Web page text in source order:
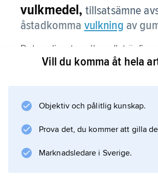
vulkmedel, tillsatsämne
åstadkomma vulkning av
Det vanligaste vulkmedlet är
kristallint svavel. Doseringen är
Tillsats av organiska sulfider, t.ex.
svavel vid upphettning till
tellur är besläktade med svavel,
Vill du komma åt hela
Objektiv och pålitlig kunskap.
Prova det, du kommer att gilla
Marknadsledare i Sverige.